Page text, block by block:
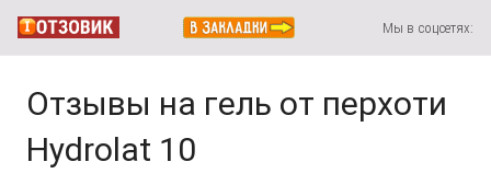
Мы в соцсетях:
Отзывы на гель от перхоти
Hydrolat 10